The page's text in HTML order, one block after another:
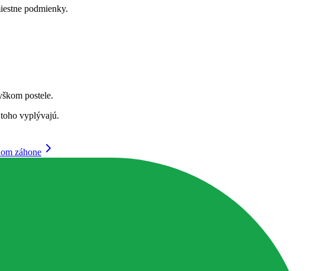
podmienky.
postele.
vyplývajú.
záhone